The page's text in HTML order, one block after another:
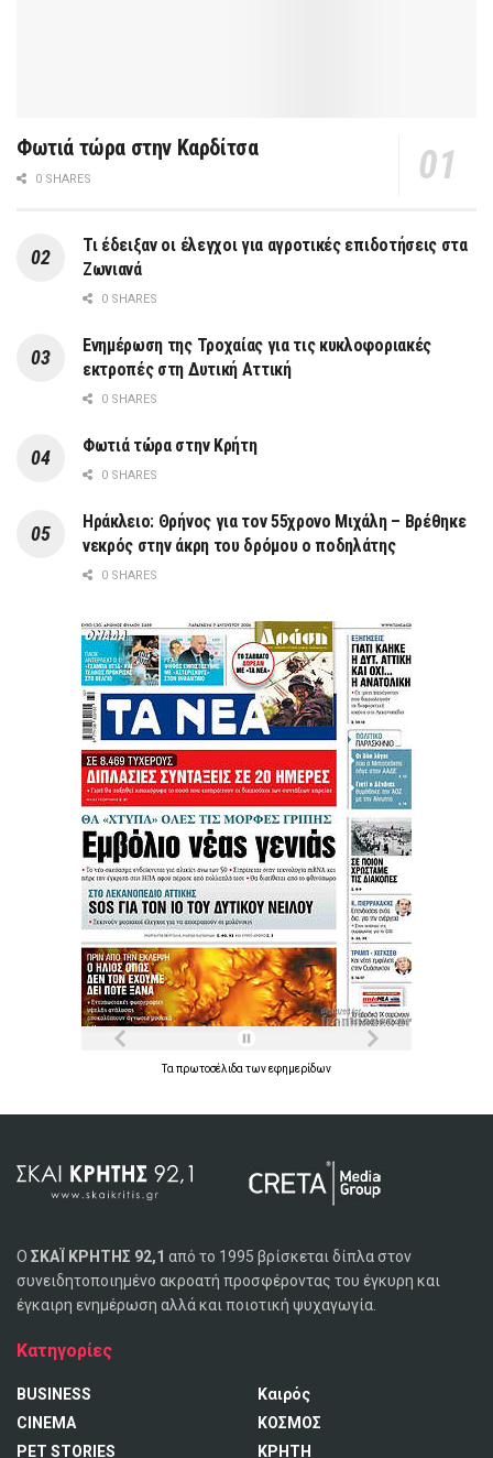
Φωτιά τώρα στην Καρδίτσα
0 SHARES
Τι έδειξαν οι έλεγχοι για αγροτικές επιδοτήσεις στα
Ζωνιανά
0 SHARES
Ενημέρωση της Τροχαίας για τις κυκλοφοριακές
εκτροπές στη Δυτική Αττική
0 SHARES
Φωτιά τώρα στην Κρήτη
0 SHARES
Ηράκλειο: Θρήνος για τον 55χρονο Μιχάλη – Βρέθηκε
νεκρός στην άκρη του δρόμου ο ποδηλάτης
0 SHARES
Τα πρωτοσέλιδα τωνεφημερίδων
Ο ΣΚΑΪ ΚΡΗΤΗΣ 92,1 από το 1995 βρίσκεται δίπλα στον
συνειδητοποιημένο ακροατή προσφέροντας του έγκυρη και
έγκαιρη ενημέρωση αλλά και ποιοτική ψυχαγωγία.
Κατηγορίες
BUSINESS
CINEMA
PET STORIES
Καιρός
ΚΟΣΜΟΣ
ΚΡΗΤΗ